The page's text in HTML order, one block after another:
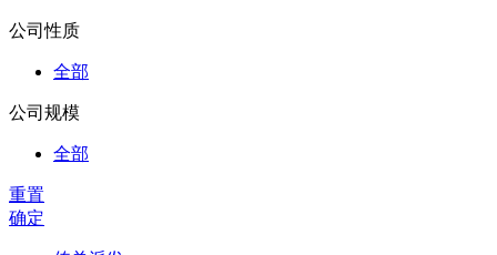
公司性质
全部
公司规模
全部
重置
确定